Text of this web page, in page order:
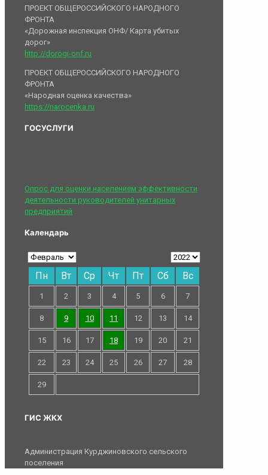
ПРОЕКТ ОБЩЕРОССИЙСКОГО НАРОДНОГО
ФРОНТА
«Дорожная инспекция ОНФ/ Карта убитых
дорог»
http://dorogi-onf.ru
ПРОЕКТ ОБЩЕРОССИЙСКОГО НАРОДНОГО
ФРОНТА
«Народная оценка качества»
https://narocenka.ru
ГОСУСЛУГИ
Опрос для оценки населением эффективности
деятельности руководителей унитарных
предприятий
Календарь
Пн Вт Ср Чт Пт Сб Вс
1 2 3 4 5 6 7
8 9 10 11 12 13 14
15 16 17 18 19 20 21
22 23 24 25 26 27 28
29
ГИС ЖКХ
Администрация Курджиновского сельского
поселения